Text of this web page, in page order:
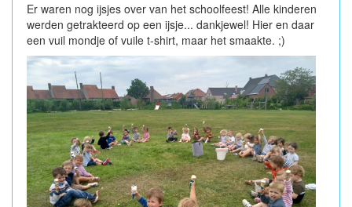
Er waren nog ijsjes over van het schoolfeest! Alle kinderen
werden getrakteerd op een ijsje... dankjewel! Hier en daar
een vuil mondje of vuile t-shirt, maar het smaakte. ;)